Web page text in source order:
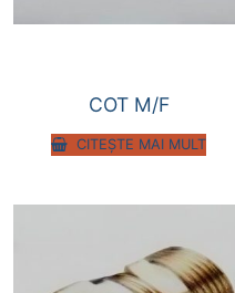
COT M/F
CITEȘTE MAI MULT